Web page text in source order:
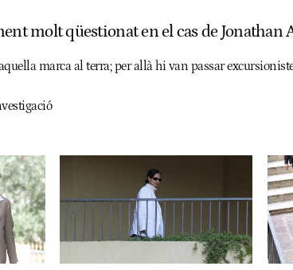
molt qüestionat en el cas de Jonathan
marca al terra; per allà hi van passar